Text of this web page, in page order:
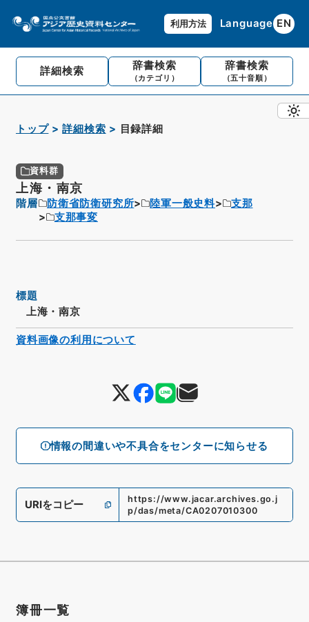
利用方法 Language EN
詳細検索 辞書検索
（カテゴリ）
辞書検索
（五十音順）
トップ 詳細検索 目録詳細
資料群
上海・南京
階層 防衛省防衛研究所 陸軍一般史料
支那
支那事変
情報の間違いや不具合をセンターに知らせる
標題
上海・南京
URIをコピー
https://www.jacar.archives.go.j
p/das/meta/CA0207010300
資料画像の利用について
簿冊一覧